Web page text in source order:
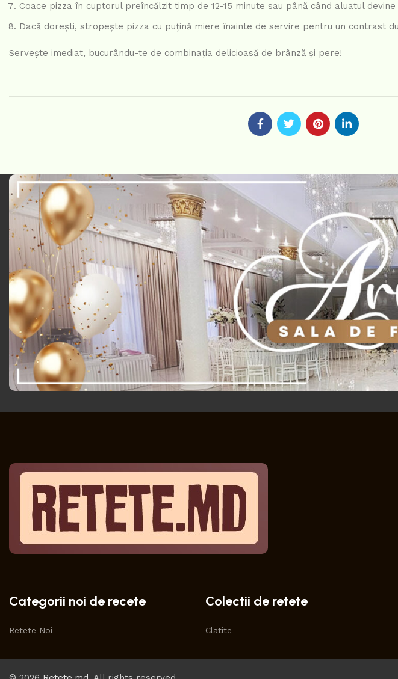
Coace pizza în cuptorul preîncălzit timp de 12-15 minute sau până când aluatul
Dacă dorești, stropește pizza cu puțină miere înainte de servire pentru un contrast
Servește imediat, bucurându-te de combinația delicioasă de brânză și pere!
Categorii noi de recete
Retete Noi
Colectii de retete
Clatite